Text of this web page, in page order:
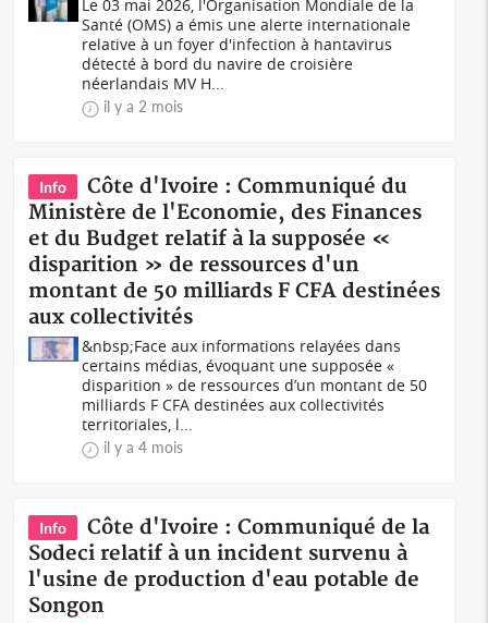
Le 03 mai 2026, l'Organisation Mondiale de la
Santé (OMS) a émis une alerte internationale
relative à un foyer d'infection à hantavirus
détecté à bord du navire de croisière
néerlandais MV H...
il y a 2 mois
Info
Côte d'Ivoire : Communiqué du
Ministère de l'Economie, des Finances
et du Budget relatif à la supposée «
disparition » de ressources d'un
montant de 50 milliards F CFA destinées
aux collectivités
&nbsp;Face aux informations relayées dans
certains médias, évoquant une supposée «
disparition » de ressources d’un montant de 50
milliards F CFA destinées aux collectivités
territoriales, l...
il y a 4 mois
Info
Côte d'Ivoire : Communiqué de la
Sodeci relatif à un incident survenu à
l'usine de production d'eau potable de
Songon